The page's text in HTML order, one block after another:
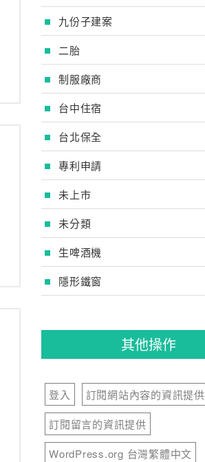
九份子建案
二胎
制服廠商
台中住宿
台北保全
專利申請
未上市
未分類
生啤酒機
隱形鐵窗
其他操作
登入 訂閱網站內容的資訊提供
訂閱留言的資訊提供
WordPress.org 台灣繁體中文